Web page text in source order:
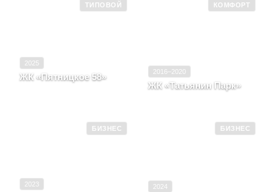
ТИПОВОЙ
2025
ЖК «Пятницкое 58»
КОМФОРТ
2016–2020
ЖК «Татьянин Парк»
БИЗНЕС
2023
БИЗНЕС
2024